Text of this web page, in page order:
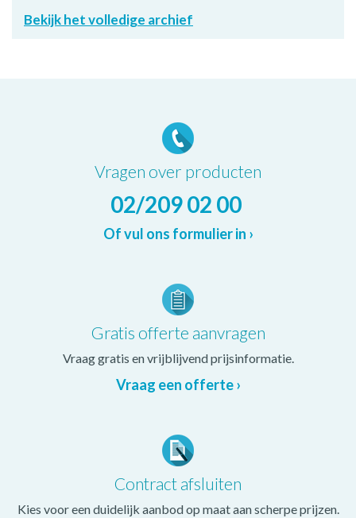
Bekijk het volledige archief
Vragen over producten
02/209 02 00
Of vul ons formulier in ›
Gratis offerte aanvragen
Vraag gratis en vrijblijvend prijsinformatie.
Vraag een offerte ›
Contract afsluiten
Kies voor een duidelijk aanbod op maat aan scherpe prijzen.